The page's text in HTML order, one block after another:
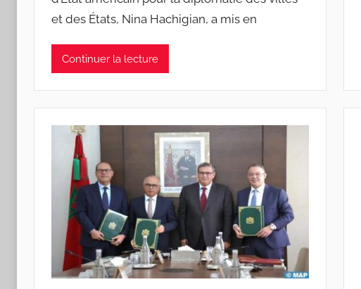
et des États, Nina Hachigian, a mis en
Continuer la lecture